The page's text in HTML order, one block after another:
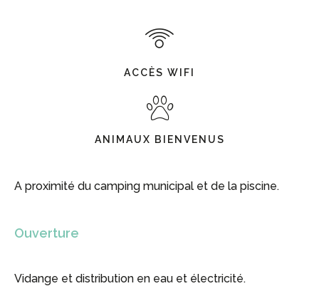
ACCÈS WIFI
ANIMAUX BIENVENUS
A proximité du camping municipal et de la piscine.
Ouverture
Vidange et distribution en eau et électricité.